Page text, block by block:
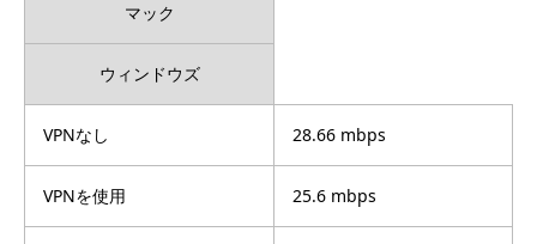
マック
ウィンドウズ
VPNなし 28.66 mbps
VPNを使用 25.6 mbps